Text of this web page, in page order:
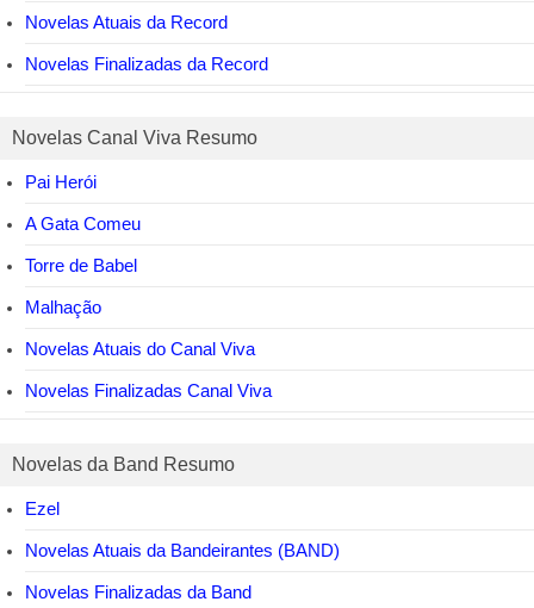
Novelas Atuais da Record
Novelas Finalizadas da Record
Novelas Canal Viva Resumo
Pai Herói
A Gata Comeu
Torre de Babel
Malhação
Novelas Atuais do Canal Viva
Novelas Finalizadas Canal Viva
Novelas da Band Resumo
Ezel
Novelas Atuais da Bandeirantes (BAND)
Novelas Finalizadas da Band